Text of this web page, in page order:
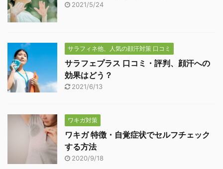
2021/5/24
サラフィネ他、人気の顔汗対策 口コミ
サラフェプラス 口コミ・評判、顔汗への
効果はどう？
2021/6/13
ワキガ対策
ワキガ 特徴・自覚症状でセルフチェック
する方法
2020/9/18